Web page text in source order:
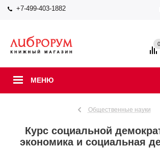
+7-499-403-1882
МЕНЮ
0
Общественные науки
Курс социальной
экономика и социальная